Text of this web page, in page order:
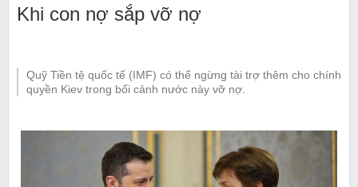
Khi con nợ sắp vỡ nợ
Quỹ Tiền tệ quốc tế (IMF) có thể ngừng tài trợ thêm cho chính
quyền Kiev trong bối cảnh nước này vỡ nợ.